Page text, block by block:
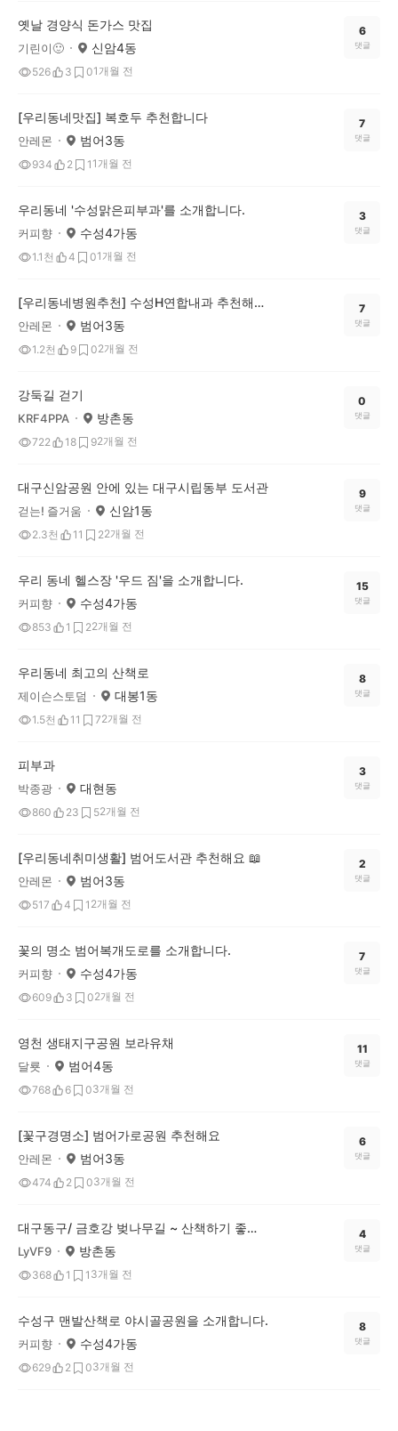
옛날 경양식 돈가스 맛집
기린이🙂 신암4동
526 3 01개월 전
6
댓글
[우리동네맛집] 복호두 추천합니다
안레몬 범어3동
934 2 1 1개월 전
7
댓글
우리동네 '수성맑은피부과'를 소개합니다.
커피향 수성4가동
1.1천 4 01개월 전
3
댓글
[우리동네병원추천] 수성H연합내과 추천해요!
안레몬 범어3동
1.2천 9 02개월 전
7
댓글
강둑길 걷기
KRF4PPA 방촌동
722 18 92개월 전
0
댓글
대구신암공원 안에 있는 대구시립동부 도서관
걷는! 즐거움 신암1동
2.3천 11 22개월 전
9
댓글
우리 동네 헬스장 '우드 짐'을 소개합니다.
커피향 수성4가동
853 1 22개월 전
15
댓글
우리동네 최고의 산책로
제이슨스토덤 대봉1동
1.5천 11 72개월 전
8
댓글
피부과
박종광 대현동
860 23 52개월 전
3
댓글
[우리동네취미생활] 범어도서관 추천해요 📖
안레몬 범어3동
517 4 1 2개월 전
2
댓글
꽃의 명소 범어복개도로를 소개합니다.
커피향 수성4가동
609 3 02개월 전
7
댓글
영천 생태지구공원 보라유채
달룟 범어4동
768 6 03개월 전
11
댓글
[꽃구경명소] 범어가로공원 추천해요
안레몬 범어3동
474 2 03개월 전
6
댓글
대구동구/ 금호강 벚나무길 ~ 산책하기 좋아요
LyVF9 방촌동
368 1 1 3개월 전
4
댓글
수성구 맨발산책로 야시골공원을 소개합니다.
커피향 수성4가동
629 2 03개월 전
8
댓글